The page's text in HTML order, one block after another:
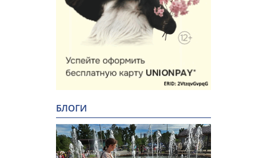
БЛОГИ